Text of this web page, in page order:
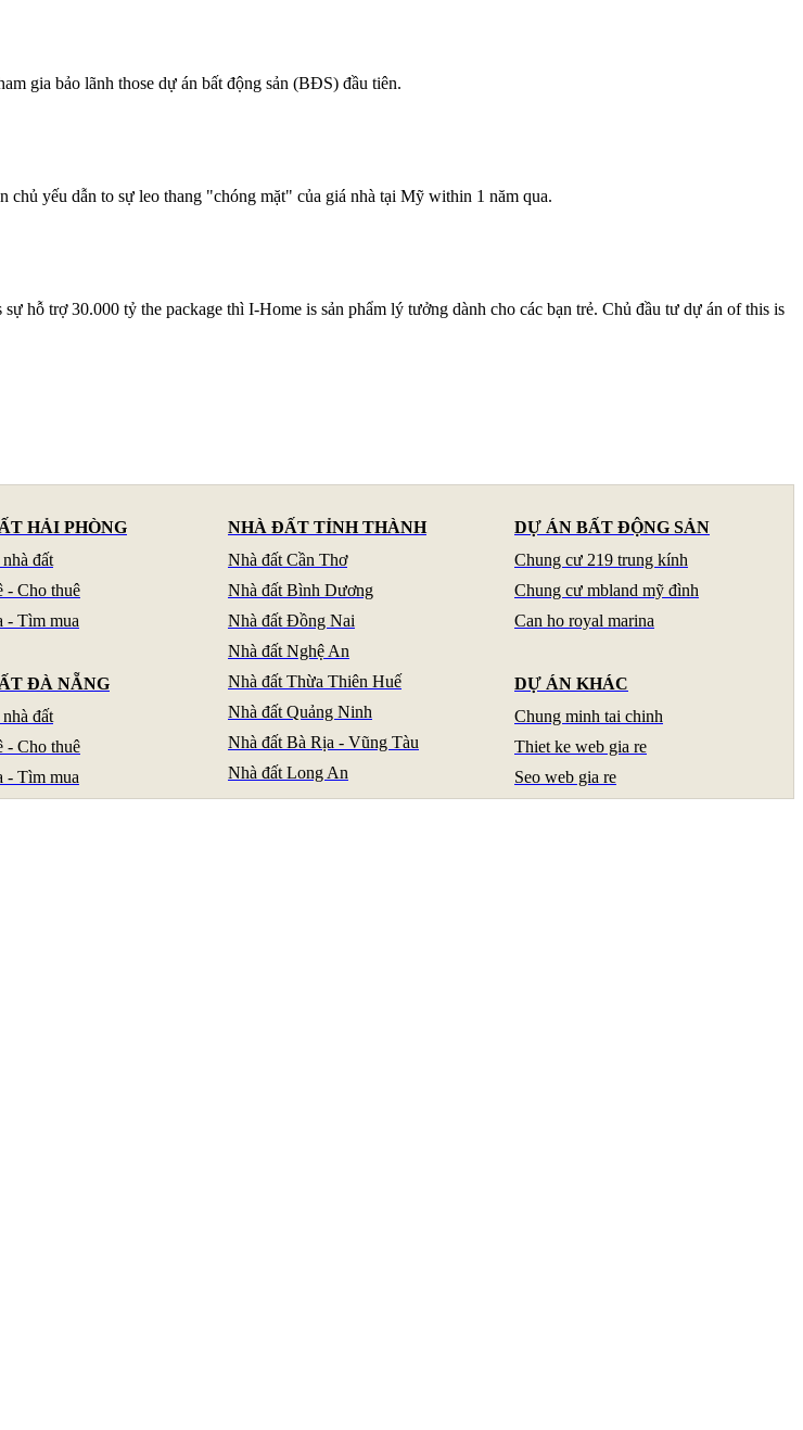
gia bảo lãnh those dự án bất động sản (BĐS) đầu tiên.
yếu dẫn to sự leo thang "chóng mặt" của giá nhà tại Mỹ within 1 năm qua.
hỗ trợ 30.000 tỷ the package thì I-Home is sản phẩm lý tưởng dành cho các bạn trẻ. Chủ đầu tư dự án of this is
HẢI PHÒNG
đất
- Cho thuê
- Tìm mua
ĐÀ NẴNG
đất
- Cho thuê
- Tìm mua
NHÀ ĐẤT TỈNH THÀNH
Nhà đất Cần Thơ
Nhà đất Bình Dương
Nhà đất Đồng Nai
Nhà đất Nghệ An
Nhà đất Thừa Thiên Huế
Nhà đất Quảng Ninh
Nhà đất Bà Rịa - Vũng Tàu
Nhà đất Long An
DỰ ÁN BẤT ĐỘNG SẢN
Chung cư 219 trung kính
Chung cư mbland mỹ đình
Can ho royal marina
DỰ ÁN KHÁC
Chung minh tai chinh
Thiet ke web gia re
Seo web gia re